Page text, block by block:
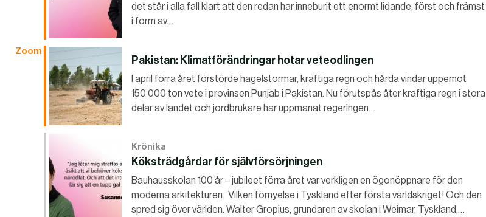
det står i alla fall klart att den redan har inneburit ett enormt lidande, först och främst
i form av…
Zoom
Pakistan: Klimatförändringar hotar veteodlingen
I april förra året förstörde hagelstormar, kraftiga regn och hårda vindar uppemot
150 000 ton vete i provinsen Punjab i Pakistan. Nu förutspås åter kraftiga regn i stora
delar av landet och jordbrukare har uppmanat regeringen…
Krönika
Köksträdgårdar för självförsörjningen
Bauhausskolan 100 år – jubileet förra året var verkligen en ögonöppnare för den
moderna arkitekturen. Vilken förnyelse i Tyskland efter första världskriget! Och den
spred sig över världen. Walter Gropius, grundaren av skolan i Weimar, Tyskland,…